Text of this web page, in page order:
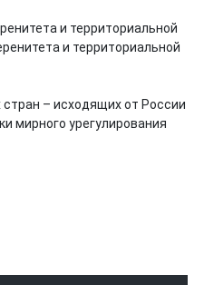
и территориальной
и территориальной
– исходящих от России
мирного урегулирования